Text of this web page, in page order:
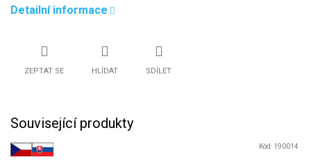
Detailní informace
ZEPTAT SE HLÍDAT SDÍLET
Související produkty
Kód: 190014